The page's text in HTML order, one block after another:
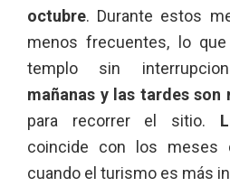
octubre. Durante estos
menos frecuentes, lo
templo sin
mañanas y las tardes son
para recorrer el sitio.
coincide con los meses
cuando el turismo es más